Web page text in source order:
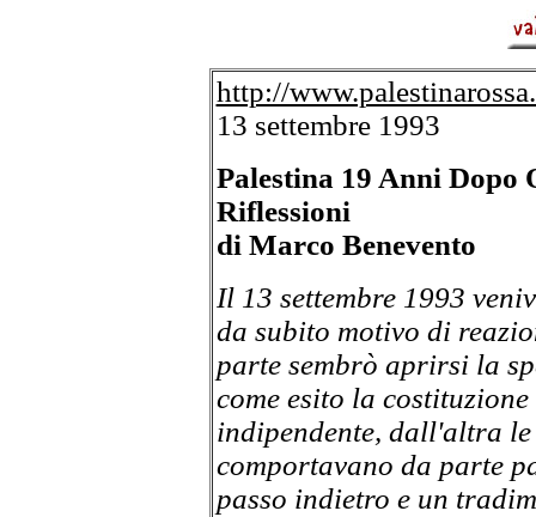
http://
13 settembre 1993
Palestina 19 Anni Dopo
Riflessioni
di Marco Benevento
Il 13 settembre 1993
da subito motivo di
parte sembrò aprirsi la
come esito la
indipendente, dall'altra
comportavano da parte
passo indietro e un